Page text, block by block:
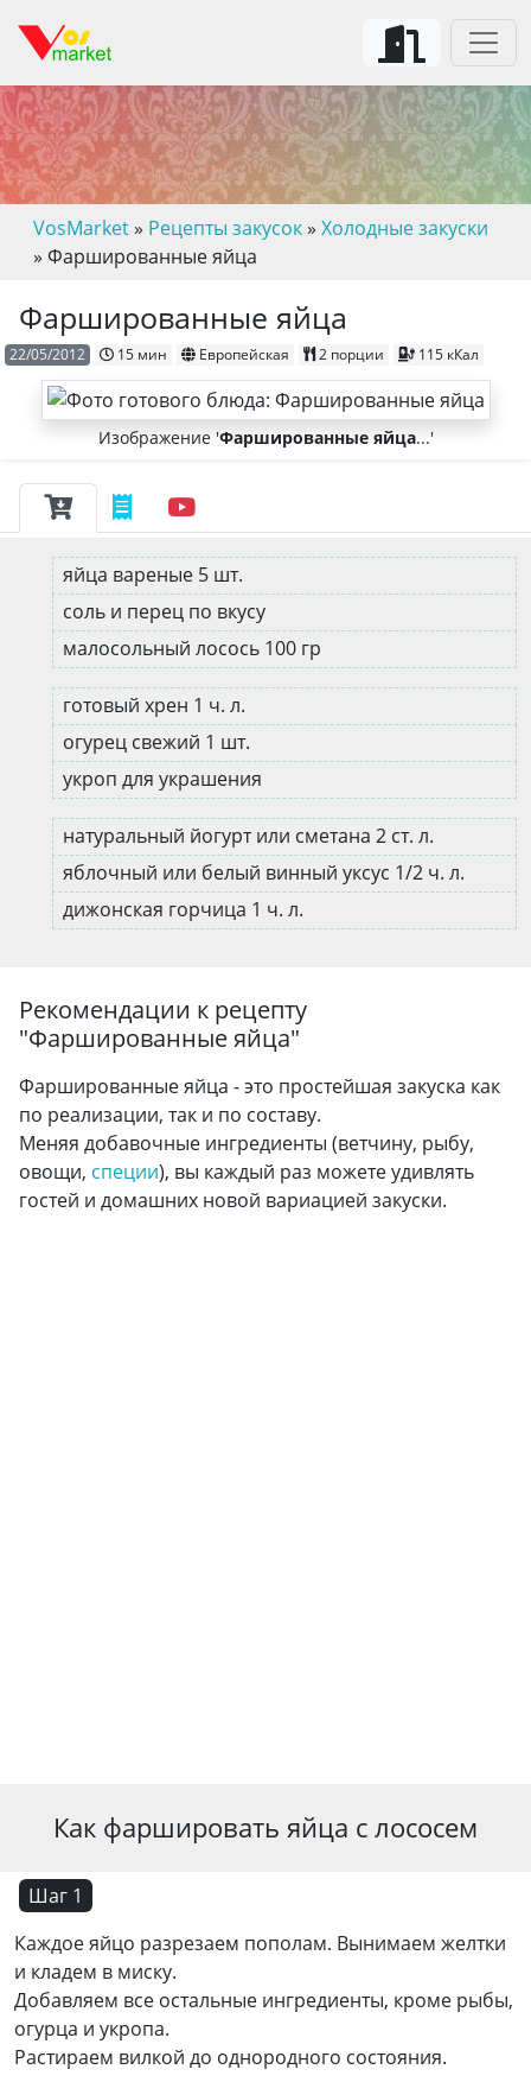
VosMarket» Рецепты закусок» Холодные закуски
» Фаршированные яйца
Фаршированные яйца
22/05/2012 15 мин Европейская 2 порции 115 кКал
Изображение 'Фаршированные яйца...'
яйца вареные 5 шт.
соль и перец по вкусу
малосольный лосось 100 гр
готовый хрен 1 ч. л.
огурец свежий 1 шт.
укроп для украшения
натуральный йогурт или сметана 2 ст. л.
яблочный или белый винный уксус 1/2 ч. л.
дижонская горчица 1 ч. л.
Рекомендации к рецепту
"Фаршированные яйца"
Фаршированные яйца - это простейшая закуска как
по реализации, так и по составу.
Меняя добавочные ингредиенты (ветчину, рыбу,
овощи, специи), вы каждый раз можете удивлять
гостей и домашних новой вариацией закуски.
Как фаршировать яйца с лососем
Шаг 1
Каждое яйцо разрезаем пополам. Вынимаем желтки
и кладем в миску.
Добавляем все остальные ингредиенты, кроме рыбы,
огурца и укропа.
Растираем вилкой до однородного состояния.